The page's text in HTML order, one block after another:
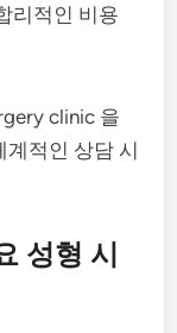
리적인 비용
clinic 을
계적인 상담 시
성형 시